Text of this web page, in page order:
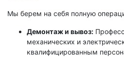
Мы берем на себя полную
Демонтаж и вывоз:
механических и
квалифицированным